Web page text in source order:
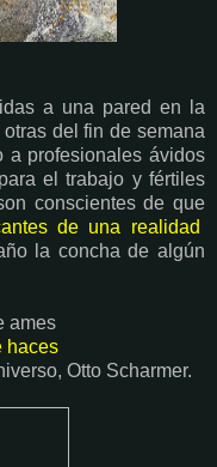
a una pared en la
del fin de semana
a profesionales ávidos
el trabajo y fértiles
conscientes de que
de una realidad
la concha de algún
ames
haces
Otto Scharmer.